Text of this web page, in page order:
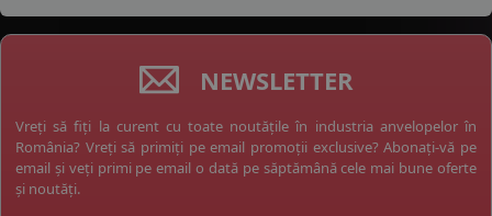
NEWSLETTER
Vreți să fiți la curent cu toate noutățile în industria anvelopelor în
România? Vreți să primiți pe email promoții exclusive? Abonați-vă pe
email și veți primi pe email o dată pe săptămână cele mai bune oferte
și noutăți.